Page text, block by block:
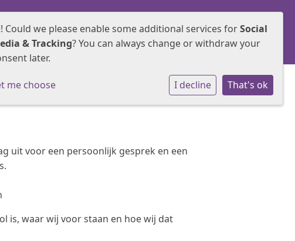
Samenwerken Groepen Contact
uit voor een persoonlijk gesprek en een
is, waar wij voor staan en hoe wij dat
Could we please enable some additional services forSocial
& Tracking? You can always change or withdraw your
later.
me choose I decline That's ok